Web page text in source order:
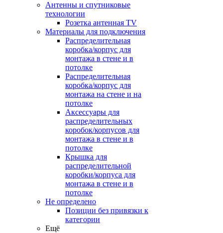
Антенны и спутниковые
технологии
Розетка антенная TV
Материалы для подключения
Распределительная
коробка/корпус для
монтажа в стене и в
потолке
Распределительная
коробка/корпус для
монтажа на стене и на
потолке
Аксессуары для
распределительных
коробок/корпусов для
монтажа в стене и в
потолке
Крышка для
распределительной
коробки/корпуса для
монтажа в стене и в
потолке
Не определено
Позиции без привязки к
категории
Ещё